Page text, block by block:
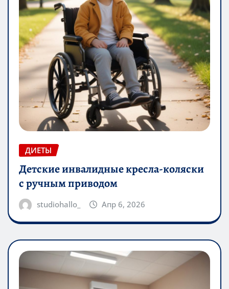
ДИЕТЫ
Детские инвалидные кресла-коляски
с ручным приводом
studiohallo_ Апр 6, 2026